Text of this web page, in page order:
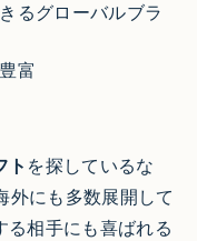
るグローバルブラ
富
ト を探しているな
外にも多数展開して
る相手にも喜ばれる